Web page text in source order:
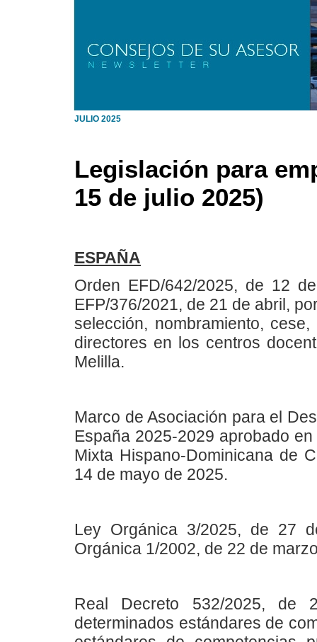
JULIO 2025
Legislación para
15 de julio 2025)
ESPAÑA
Orden EFD/642/2025, de 12
EFP/376/2021, de 21 de abril,
selección, nombramiento,
directores en los centros
Melilla.
Marco de Asociación para el
España 2025-2029 aprobado
Mixta Hispano-Dominicana de
14 de mayo de 2025.
Ley Orgánica 3/2025, de 27
Orgánica 1/2002, de 22 de
Real Decreto 532/2025,
determinados estándares de